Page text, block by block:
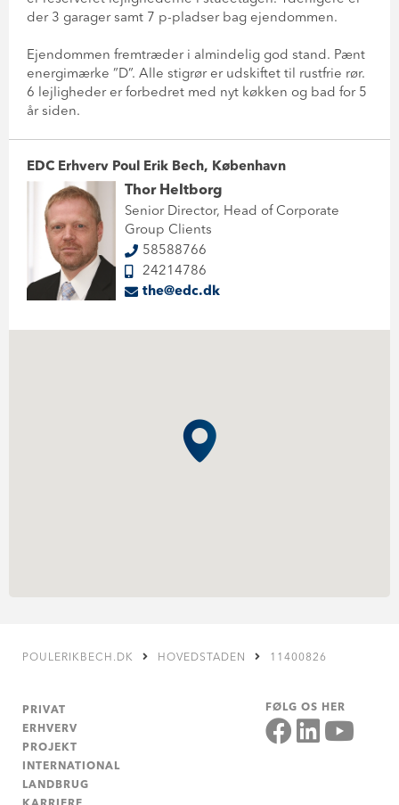
der 3 garager samt 7 p-pladser bag ejendommen.
Ejendommen fremtræder i almindelig god stand. Pænt
energimærke ”D”. Alle stigrør er udskiftet til rustfrie rør.
6 lejligheder er forbedret med nyt køkken og bad for 5
år siden.
EDC Erhverv Poul Erik Bech, København
Thor Heltborg
Senior Director, Head of Corporate
Group Clients
58588766
24214786
the@edc.dk
POULERIKBECH.DK HOVEDSTADEN 11400826
PRIVAT
ERHVERV
PROJEKT
INTERNATIONAL
LANDBRUG
FØLG OS HER